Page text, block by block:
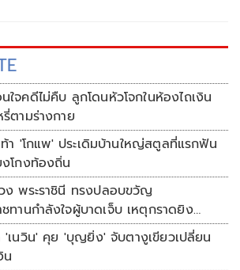
ใจคดีไม่คืบ ลูกโดนหัวโจกในห้องไถเงิน
ตามร่างกาย
า 'โกแพ' ประเดิมบ้านใหญ่สตูลที่แรกฟัน
งโกงท้องถิ่น
ง พระราชินี ทรงปลอบขวัญ
ชทานกำลังใจผู้บาดเจ็บ เหตุกราดยิง
ศิรินทร์นนทบุรี
'เนวิน' คุย 'บุญยิ่ง' จับตางูเขียวเปลี่ยน
น